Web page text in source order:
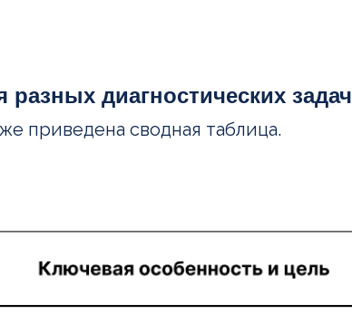
диагностических задач
приведена сводная таблица.